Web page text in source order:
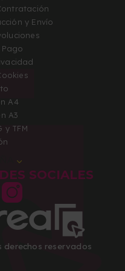
y Envío
A4
A3
y TFM
SOCIALES
derechos reservados